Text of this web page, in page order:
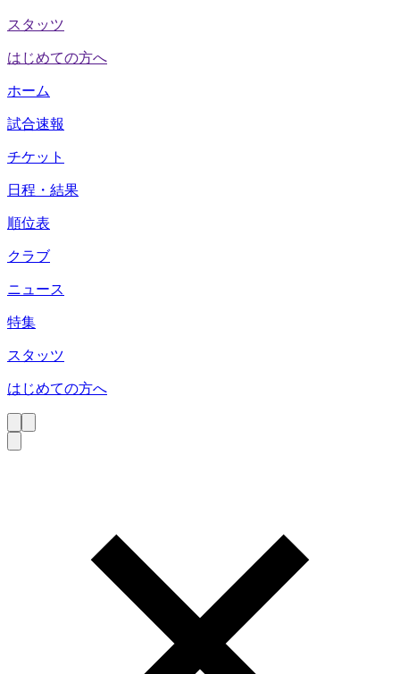
スタッツ
はじめての方へ
ホーム
試合速報
チケット
日程・結果
順位表
クラブ
ニュース
特集
スタッツ
はじめての方へ